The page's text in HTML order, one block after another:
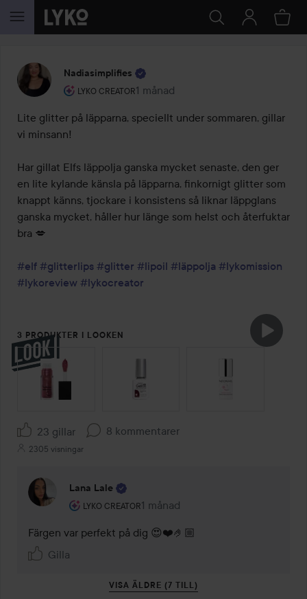
HOPPA TILL INNEHÅLLET
Nadiasimplifies
LYKO CREATOR
Användarens roll: Lyko Creator.
1 månad
Inlägget skapades 1 månad
Lite glitter på läpparna, speciellt under sommaren, gillar
vi minsann!
Har gillat Elfs läppolja ganska mycket senaste, den ger
en lite kylande känsla på läpparna, finkornigt glitter som
knappt känns, tjockare i konsistens så liknar läppglans
ganska mycket, håller hur länge som helst och återfuktar
bra 💋
#elf #glitterlips #glitter #lipoil #läppolja #lykomission
#lykoreview #lykocreator
3 PRODUKTER I LOOKEN
HOPPA ÖVER SEKTIONEN
23 gillar 8 kommentarer
2305 visningar
Lana Lale
LYKO CREATOR
Användarens roll: Lyko Creator.
1 månad
Kommentaren lades 1 månad
Färgen var perfekt på dig 😍❤️🤌🏼
Gilla
VISA ÄLDRE (7 TILL)